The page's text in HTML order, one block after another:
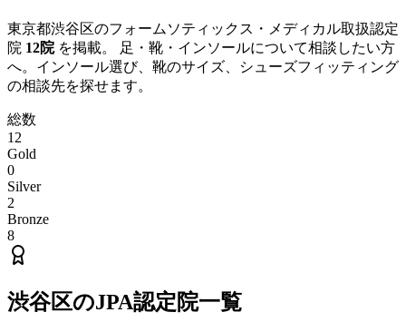
東京都渋谷区のフォームソティックス・メディカル取扱認定
院 12院を掲載。 足・靴・インソールについて相談したい方
へ。インソール選び、靴のサイズ、シューズフィッティング
の相談先を探せます。
総数
12
Gold
0
Silver
2
Bronze
8
渋谷区のJPA認定院一覧